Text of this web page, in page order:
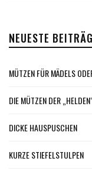
NEUESTE
MÜTZEN FÜR MÄDELS
DIE MÜTZEN DER
DICKE HAUSPUSCHEN
KURZE STIEFELSTULPEN